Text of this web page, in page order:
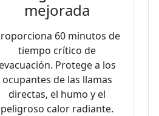
mejorada
60 minutos de
tiempo crítico de
Protege a los
ocupantes de las llamas
directas, el humo y el
peligroso calor radiante.